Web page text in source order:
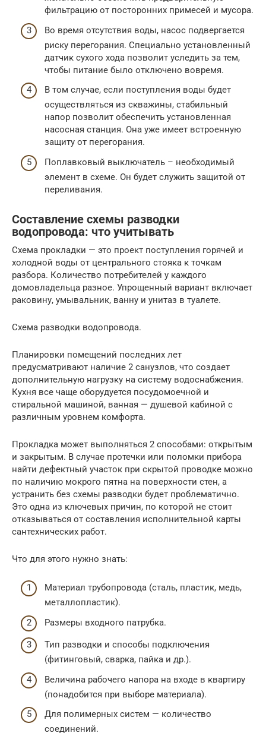
фильтрацию от посторонних примесей и мусора.
Во время отсутствия воды, насос подвергается
риску перегорания. Специально установленный
датчик сухого хода позволит уследить за тем,
чтобы питание было отключено вовремя.
В том случае, если поступления воды будет
осуществляться из скважины, стабильный
напор позволит обеспечить установленная
насосная станция. Она уже имеет встроенную
защиту от перегорания.
Поплавковый выключатель – необходимый
элемент в схеме. Он будет служить защитой от
переливания.
Составление схемы разводки
водопровода: что учитывать
Схема прокладки — это проект поступления горячей и
холодной воды от центрального стояка к точкам
разбора. Количество потребителей у каждого
домовладельца разное. Упрощенный вариант включает
раковину, умывальник, ванну и унитаз в туалете.
Схема разводки водопровода.
Планировки помещений последних лет
предусматривают наличие 2 санузлов, что создает
дополнительную нагрузку на систему водоснабжения.
Кухня все чаще оборудуется посудомоечной и
стиральной машиной, ванная — душевой кабиной с
различным уровнем комфорта.
Прокладка может выполняться 2 способами: открытым
и закрытым. В случае протечки или поломки прибора
найти дефектный участок при скрытой проводке можно
по наличию мокрого пятна на поверхности стен, а
устранить без схемы разводки будет проблематично.
Это одна из ключевых причин, по которой не стоит
отказываться от составления исполнительной карты
сантехнических работ.
Что для этого нужно знать:
Материал трубопровода (сталь, пластик, медь,
металлопластик).
Размеры входного патрубка.
Тип разводки и способы подключения
(фитинговый, сварка, пайка и др.).
Величина рабочего напора на входе в квартиру
(понадобится при выборе материала).
Для полимерных систем — количество
соединений.